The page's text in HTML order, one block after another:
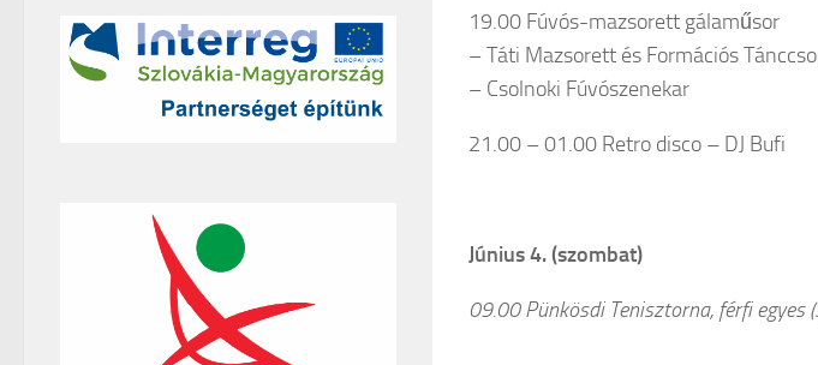
19.00 Fúvós-mazsorett gálaműsor
– Táti Mazsorett és Formációs
– Csolnoki Fúvószenekar
21.00 – 01.00 Retro disco – DJ Bufi
Június 4. (szombat)
09.00 Pünkösdi Tenisztorna, férfi egyes